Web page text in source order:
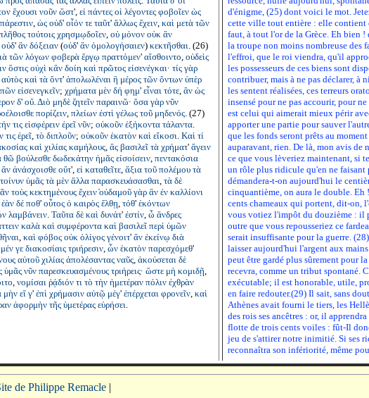
ἔχουσι νοῦν ὥστ', εἰ πάντες οἱ λέγοντες φοβοῖεν ὡς
πάρεστιν, ὡς οὐδ' οἷόν τε ταῦτ' ἄλλως ἔχειν, καὶ μετὰ τῶν
τούτοις χρησμῳδοῖεν, οὐ μόνον οὐκ ἂν
οὐδ' ἂν δόξειαν (οὐδ' ἂν ὁμολογήσαιεν) κεκτῆσθαι. (26)
τῶν λόγων φοβερὰ ἔργῳ πραττόμεν' αἴσθοιντο, οὐδεὶς
ὅστις οὐχὶ κἂν δοίη καὶ πρῶτος εἰσενέγκαι· τίς γὰρ
αὐτὸς καὶ τὰ ὄντ' ἀπολωλέναι ἢ μέρος τῶν ὄντων ὑπὲρ
εἰσενεγκεῖν; χρήματα μὲν δή φημ' εἶναι τότε, ἂν ὡς
δ' οὔ.Διὸ μηδὲ ζητεῖν παραινῶ· ὅσα γὰρ νῦν
πορίζειν, πλείων ἐστὶ γέλως τοῦ μηδενός. (27)
τις εἰσφέρειν ἐρεῖ νῦν; οὐκοῦν ἑξήκοντα τάλαντα.
τις ἐρεῖ, τὸ διπλοῦν; οὐκοῦν ἑκατὸν καὶ εἴκοσι. Καὶ τί
καὶ χιλίας καμήλους, ἃς βασιλεῖ τὰ χρήματ' ἄγειν
θῶ βούλεσθε δωδεκάτην ἡμᾶς εἰσοίσειν, πεντακόσια
ἂν ἀνάσχοισθε οὔτ', εἰ καταθεῖτε, ἄξια τοῦ πολέμου τὰ
τοίνυν ὑμᾶς τὰ μὲν ἄλλα παρασκευάσασθαι, τὰ δὲ
τοὺς κεκτημένους ἔχειν̔οὐδαμοῦ γὰρ ἂν ἐν καλλίονι
ἐὰν δέ ποθ' οὗτος ὁ καιρὸς ἔλθῃ, τόθ' ἑκόντων
λαμβάνειν. Ταῦτα δὲ καὶ δυνάτ' ἐστίν, ὦ ἄνδρες
καλὰ καὶ συμφέροντα καὶ βασιλεῖ περὶ ὑμῶν
, καὶ φόβος οὐκ ὀλίγος γένοιτ' ἂν ἐκείνῳ διὰ
μέν γε διακοσίαις τριήρεσιν, ὧν ἑκατὸν παρεσχόμεθ'
αὐτοῦ χιλίας ἀπολέσαντας ναῦς, ἀκούσεται δὲ
ὑμᾶς νῦν παρεσκευασμένους τριήρεις· ὥστε μὴ κομιδῇ,
, νομίσαι ῥᾴδιόν τι τὸ τὴν ἡμετέραν πόλιν ἐχθρὰν
μὴν εἴ γ' ἐπὶ χρήμασιν αὐτῷ μέγ' ἐπέρχεται φρονεῖν, καὶ
ἀφορμὴν τῆς ὑμετέρας εὑρήσει.
d'énigme, (25) dont voici le mot.
cette ville tout entière : elle contient
faut, à tout l'or de la Grèce. Eh bien !
la troupe non moins nombreuse des
l'effroi, que le roi viendra, qu'il
les possesseurs de ces biens sont
contribuer, mais à ne pas déclarer, à
les sentent réalisées, ces terreurs
insensé pour ne pas accourir, pour
est celui qui aimerait mieux périr
apporter une partie pour sauver
que les fonds seront prêts au
auparavant, rien. De là, mon avis de
ce que vous lèveriez maintenant, si
un rôle plus ridicule qu'en ne
démandera-t-on aujourd'hui le
cinquantième, on aura le double. Eh
cents chameaux qui portent, dit-on,
vous votiez l'impôt du douzième : il
outre que vous repousseriez ce
serait insuffisante pour la guerre.
laisser aujourd'hui l'argent aux
peut être gardé plus sûrement pour
recevra, comme un tribut spontané.
exécutable; il est honorable, utile,
en faire redouter.(29) Il sait, sans
Athènes avait fourni le tiers, les
des rois ses ancêtres : or, il
flotte de trois cents voiles : fût-Il
jeu de s'attirer notre inimitié. Si ses
reconnaîtra son infériorité, même
de Philippe Remacle |